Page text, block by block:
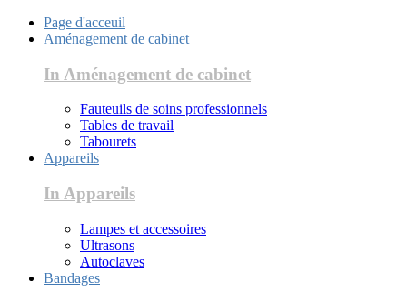
Page d'acceuil
Aménagement de cabinet
In Aménagement de cabinet
Fauteuils de soins professionnels
Tables de travail
Tabourets
Appareils
In Appareils
Lampes et accessoires
Ultrasons
Autoclaves
Bandages